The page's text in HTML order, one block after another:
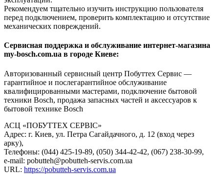
Рекомендуем тщательно изучить инструкцию пользователя
перед подключением, проверить комплектацию и отсутствие
механических повреждений.
Сервисная поддержка и обслуживание интернет-магазина
my-bosch.com.ua в городе Киеве:
Авторизованный сервисный центр Побуттех Сервис —
гарантийное и послегарантийное обслуживание
квалифицированными мастерами, подключение бытовой
техники Bosch, продажа запасных частей и аксессуаров к
бытовой технике Bosch
АСЦ «ПОБУТТЕХ СЕРВІС»
Адрес: г. Киев, ул. Петра Сагайдачного, д. 12 (вход через
арку),
Телефоны: (044) 425-19-89, (050) 344-42-42, (067) 238-30-99,
e-mail: pobutteh@pobutteh-servis.com.ua
URL: https://pobutteh-servis.com.ua